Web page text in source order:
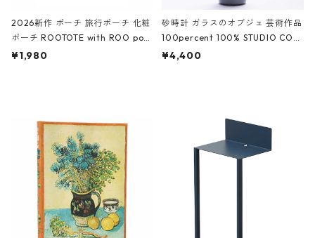
2026新作 ポーチ 旅行ポーチ 化粧
ポーチ ROOTOTE with ROO pou
ch 3532 ルートート WR.ポーチ.ラ
¥1,980
砂時計 ガラスのオブジェ 芸術作品
100percent 100% STUDIO COH
AKU Timeless 100パーセント ス
¥4,400